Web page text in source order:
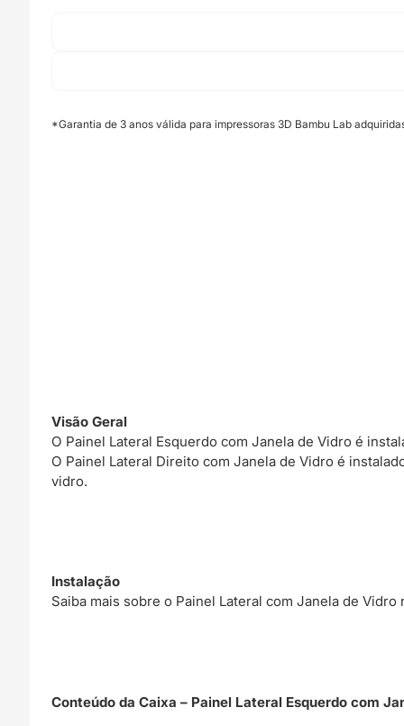
*Garantia de 3 anos válida para impressoras 3D Bambu Lab
Visão Geral
O Painel Lateral Esquerdo com Janela de Vidro é
O Painel Lateral Direito com Janela de Vidro é
vidro.
Instalação
Saiba mais sobre o Painel Lateral com Janela de Vidro
Conteúdo da Caixa – Painel Lateral Esquerdo com